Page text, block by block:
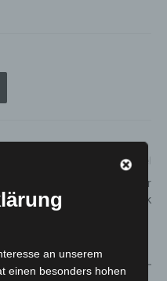
Nächster Artikel
Johanniter aus Ahrweiler
zurück
Autor
an unserem
einen besonders hohen